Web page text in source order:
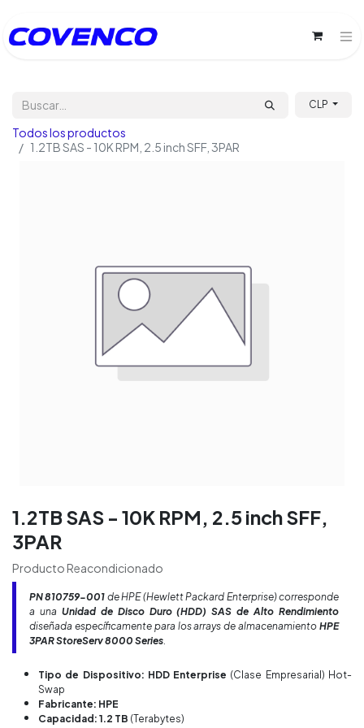
CLP
Todos los productos
1.2TB SAS - 10K RPM, 2.5 inch SFF, 3PAR
1.2TB SAS - 10K RPM, 2.5 inch SFF,
3PAR
Producto Reacondicionado
PN810759-001 de HPE (Hewlett Packard Enterprise) corresponde
a una Unidad de Disco Duro (HDD) SAS de Alto Rendimiento
diseñada específicamente para losarrays de almacenamientoHPE
3PAR StoreServ 8000 Series.
Tipo de Dispositivo: HDD Enterprise (Clase Empresarial) Hot-
Swap
Fabricante: HPE
Capacidad: 1.2 TB (Terabytes)